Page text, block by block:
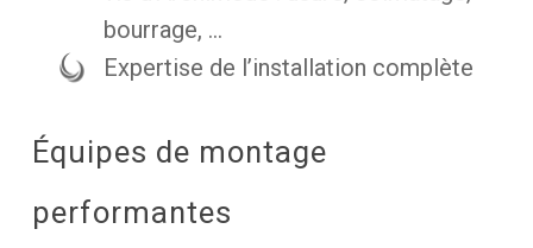
bourrage, …
Expertise de l’installation complète
Équipes de montage
performantes